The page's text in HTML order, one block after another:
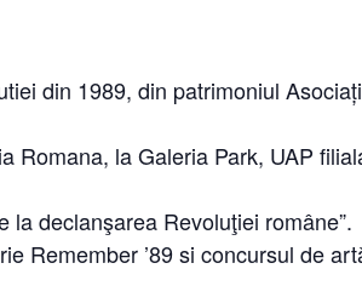
din 1989, din patrimoniul
Romana, la Galeria Park, UAP
la declanşarea Revoluţiei române”.
Remember ’89 si concursul de